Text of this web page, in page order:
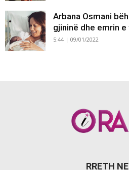
Arbana Osmani
gjininë dhe emrin
5:44 | 09/01/2022
RRETH